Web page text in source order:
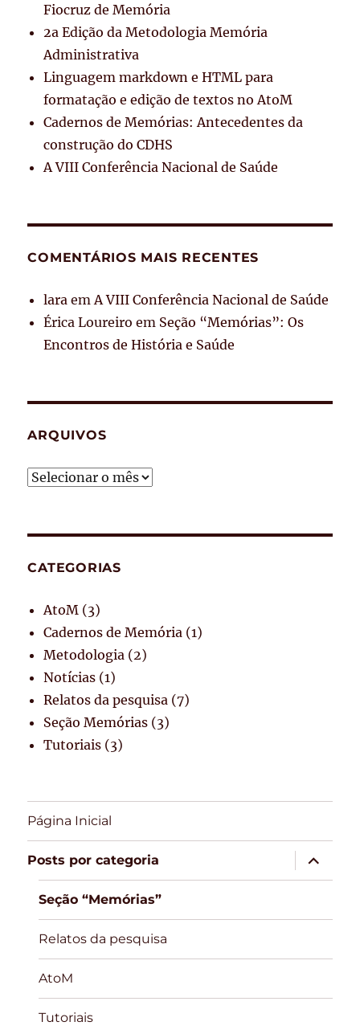
Fiocruz de Memória
2a Edição da Metodologia Memória
Administrativa
Linguagem markdown e HTML para
formatação e edição de textos no AtoM
Cadernos de Memórias: Antecedentes da
construção do CDHS
A VIII Conferência Nacional de Saúde
COMENTÁRIOS MAIS RECENTES
lara em A VIII Conferência Nacional de Saúde
Érica Loureiro em Seção “Memórias”: Os
Encontros de História e Saúde
ARQUIVOS
Arquivos
CATEGORIAS
AtoM (3)
Cadernos de Memória (1)
Metodologia (2)
Notícias (1)
Relatos da pesquisa (7)
Seção Memórias (3)
Tutoriais (3)
Página Inicial
Posts por categoria
expandir
Seção “Memórias”
Relatos da pesquisa
AtoM
Tutoriais